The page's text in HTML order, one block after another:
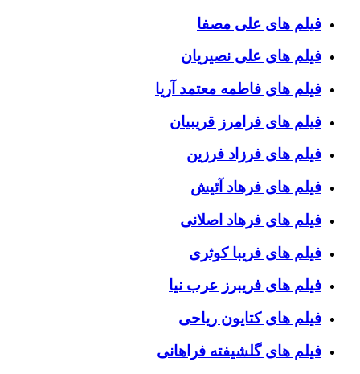
فیلم های علی مصفا
فیلم های علی نصیریان
فیلم های فاطمه معتمد آریا
فیلم های فرامرز قریبیان
فیلم های فرزاد فرزین
فیلم های فرهاد آئیش
فیلم های فرهاد اصلانی
فیلم های فریبا کوثری
فیلم های فریبرز عرب نیا
فیلم های کتایون ریاحی
فیلم های گلشیفته فراهانی